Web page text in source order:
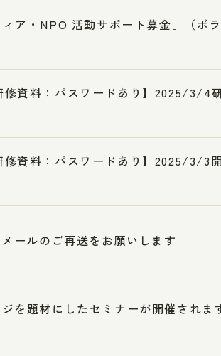
ア・NPO 活動サポート募金」（ボ
修資料：パスワードあり】2025/3/4
修資料：パスワードあり】2025/3/3
ールのご再送をお願いします
を題材にしたセミナーが開催されま